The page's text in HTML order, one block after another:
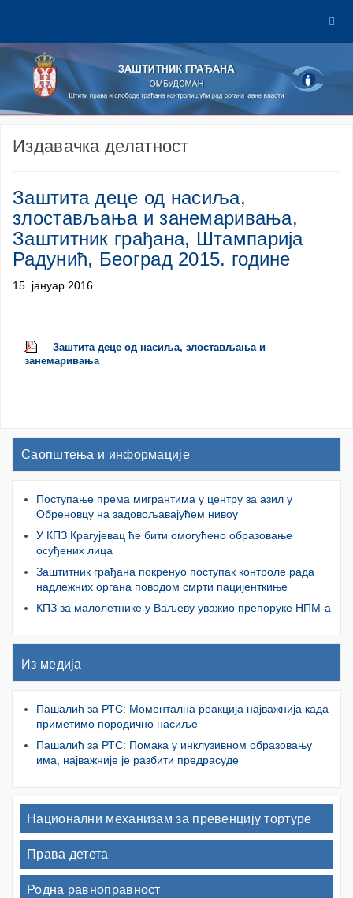
Издавачка делатност
Заштита деце од насиља,
злостављања и занемаривања,
Заштитник грађана, Штампарија
Радунић, Београд 2015. године
15. јануар 2016.
Заштита деце од насиља, злостављања и
занемаривања
Саопштења и информације
Поступање према мигрантима у центру за азил у
Обреновцу на задовољавајућем нивоу
У КПЗ Крагујевац ће бити омогућено образовање
осуђених лица
Заштитник грађана покренуо поступак контроле рада
надлежних органа поводом смрти пацијенткиње
КПЗ за малолетнике у Ваљеву уважио препоруке НПМ-а
Из медија
Пашалић за РТС: Моментална реакција најважнија када
приметимо породично насиље
Пашалић за РТС: Помака у инклузивном образовању
има, најважније је разбити предрасуде
Национални механизам за превенцију тортуре
Права детета
Родна равноправност